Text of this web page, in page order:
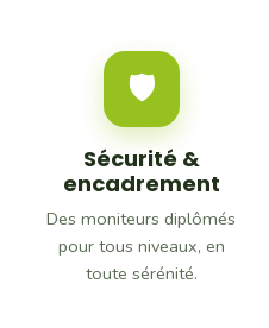
🛡
Sécurité &
encadrement
Des moniteurs diplômés
pour tous niveaux, en
toute sérénité.